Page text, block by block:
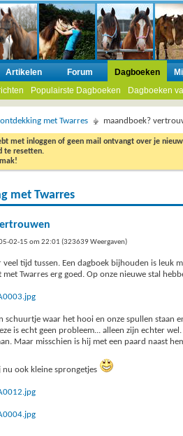
Artikelen Forum
Dagboeken
Populairste Dagboeken Dagboeken
met Twarres maandboek?
met inloggen of geen mail ontvangt over je
te resetten.
met Twarres
02-15 om 22:01 (323639 Weergaven)
tijd tussen. Een dagboek bijhouden is leuk
met Twarres erg goed. Op onze nieuwe stal
schuurtje waar het hooi en onze spullen staan
is echt geen probleem... alleen zijn echter
Maar misschien is hij met een paard naast
nu ook kleine sprongetjes